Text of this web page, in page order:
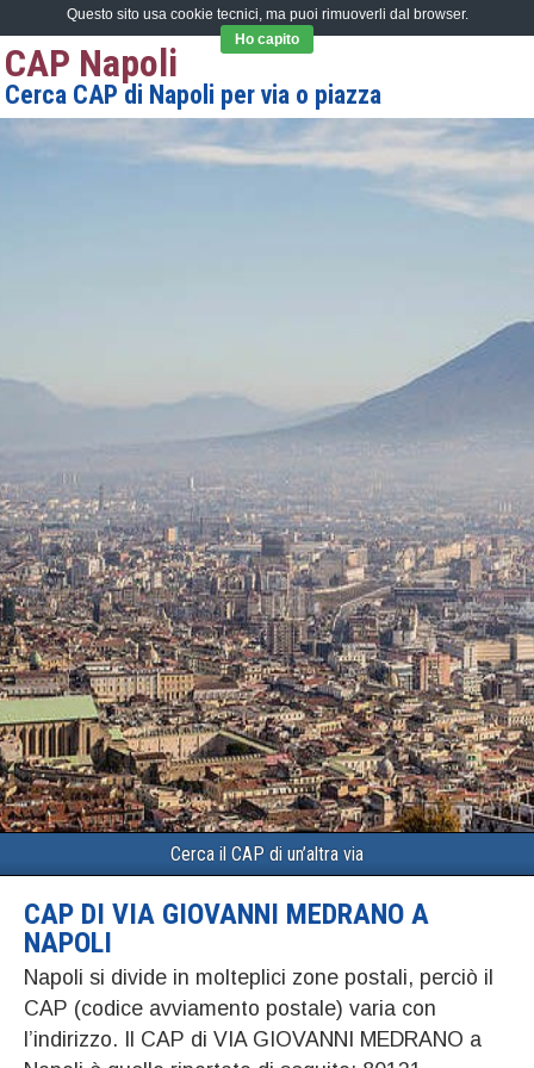
CAP Napoli
Cerca CAP di Napoli per via o piazza
Cerca il CAP di un’altra via
CAP DI VIA GIOVANNI MEDRANO A
NAPOLI
Napoli si divide in molteplici zone postali, perciò il
CAP (codice avviamento postale) varia con
l’indirizzo. Il CAP di VIA GIOVANNI MEDRANO a
Questo sito usa cookie tecnici, ma puoi rimuoverli dal browser.
Ho capito